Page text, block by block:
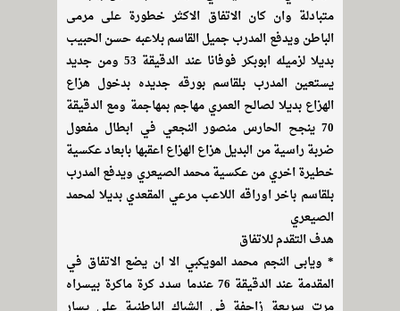
متبادلة وان كان الاتفاق الاكثر خطورة على مرمى
الباطن ويدفع المدرب جميل القاسم بلاعبه حسن الحبيب
بديلا لزميله ابوبكر فوفانا عند الدقيقة 53 ومن جديد
يستعين المدرب بلقاسم بورقه جديده بدخول هزاع
الهزاع بديلا لصالح العمري مهاجم بمهاجمة ومع الدقيقة
70 ينجح الحارس منصور النجعي في ابطال مفعول
ضربة راسية من البديل هزاع الهزاع اعقبها بابعاد عكسية
خطيرة اخري من عكسية محمد الصيعري ويدفع المدرب
بلقاسم باخر اوراقه اللاعب مرعي المقعدي بديلا لمحمد
الصيعري
هدف التقدم للاتفاق
* ويابى النجم محمد المويكبي الا ان يضع الاتفاق في
المقدمة عند الدقيقة 76 عندما سدد كرة ماكرة بيسراه